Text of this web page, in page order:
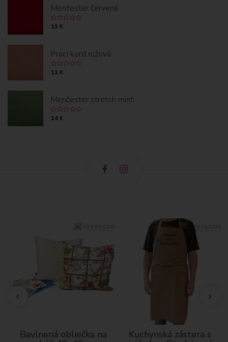
Menčester červená
13 €
Prací kord ružová
11 €
Menčester stretch mint
14 €
Bavlnená obliečka na Kuchynská zástera s